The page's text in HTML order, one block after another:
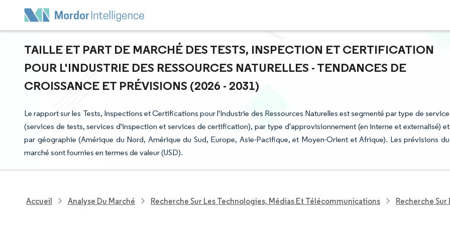
TAILLE ET PART DE MARCHÉ DES TESTS, INSPECTION ET CERTIFICATION
POUR L'INDUSTRIE DES RESSOURCES NATURELLES - TENDANCES DE
CROISSANCE ET PRÉVISIONS (2026 - 2031)
Le rapport sur les Tests, Inspections et Certifications pour l'Industrie des Ressources Naturelles est segmenté par type de service
(services de tests, services d'inspection et services de certification), par type d'approvisionnement (en interne et externalisé) et
par géographie (Amérique du Nord, Amérique du Sud, Europe, Asie-Pacifique, et Moyen-Orient et Afrique). Les prévisions du
marché sont fournies en termes de valeur (USD).
Accueil Analyse Du Marché Recherche Sur Les Technologies, Médias Et Télécommunications Recherche